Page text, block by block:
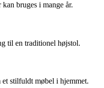
bruges i mange år.
til en traditionel højstol.
stilfuldt møbel i hjemmet.